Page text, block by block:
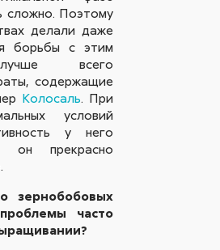
сложно. Поэтому
делали даже
борьбы с этим
всего
содержащие
Колосаль. При
условий
у него
он прекрасно
зернобобовых
часто